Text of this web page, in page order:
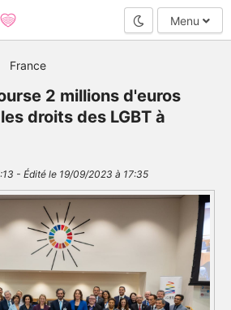
Mode nuit
Menu
France
2 millions d'euros
droits des LGBT à
- Édité le 19/09/2023 à 17:35